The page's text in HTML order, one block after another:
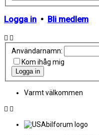
Logga in • Bli medlem
Användarnamn:
Kom ihåg mig
Varmt välkommen